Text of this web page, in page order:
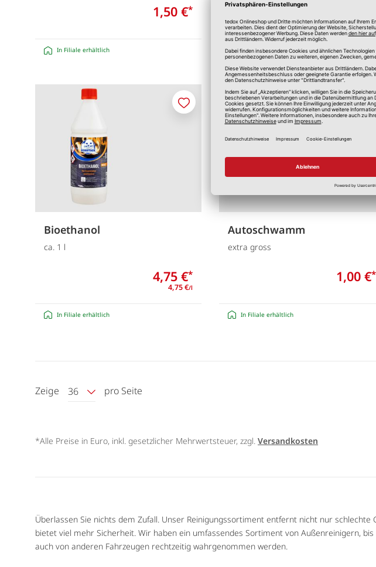
1,50 €*
In Filiale erhältlich In Filiale erhältlich
Bioethanol
ca. 1 l
4,75 €*
4,75 €/l
In Filiale erhältlich
Merken
Autoschwamm
extra gross
1,00 €*
In Filiale erhältlich
Zeige 36 pro Seite
*Alle Preise in Euro, inkl. gesetzlicher Mehrwertsteuer, zzgl. Versandkosten
Überlassen Sie nichts dem Zufall. Unser Reinigungssortiment entfernt nicht nur
bietet viel mehr Sicherheit. Wir haben ein umfassendes Sortiment von Außenreinigern,
auch von anderen Fahrzeugen rechtzeitig wahrgenommen werden.